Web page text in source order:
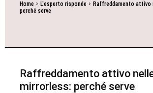
Home L'esperto risponde
Raffreddamento attivo
perché serve
Raffreddamento attivo
mirrorless: perché serve